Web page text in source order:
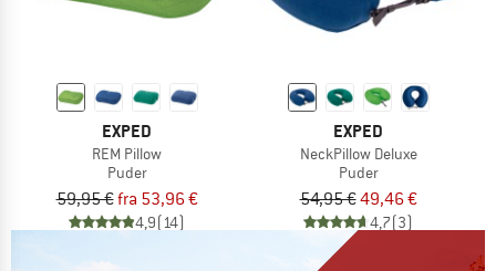
EXPED
REM Pillow
Puder
59,95 €fra 53,96 €
4,9(14)
EXPED
NeckPillow Deluxe
Puder
54,95 €49,46 €
4,7(3)